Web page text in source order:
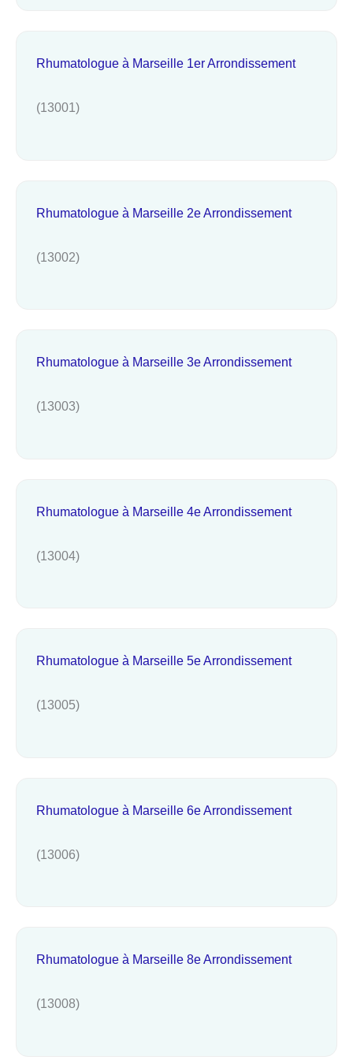
Rhumatologue à Marseille 1er Arrondissement
(13001)
Rhumatologue à Marseille 2e Arrondissement
(13002)
Rhumatologue à Marseille 3e Arrondissement
(13003)
Rhumatologue à Marseille 4e Arrondissement
(13004)
Rhumatologue à Marseille 5e Arrondissement
(13005)
Rhumatologue à Marseille 6e Arrondissement
(13006)
Rhumatologue à Marseille 8e Arrondissement
(13008)